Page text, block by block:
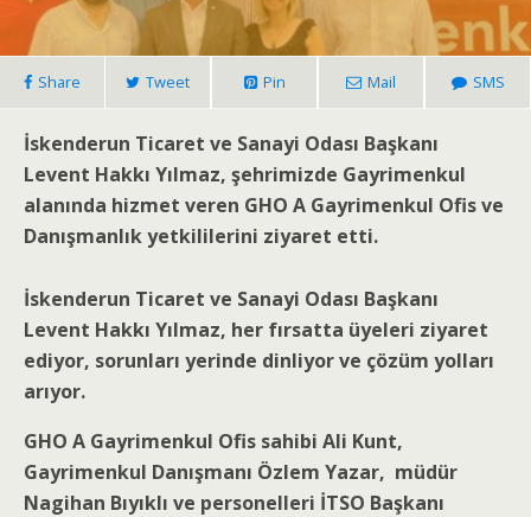
Share Tweet Pin Mail SMS
İskenderun Ticaret ve Sanayi Odası Başkanı
Levent Hakkı Yılmaz, şehrimizde Gayrimenkul
alanında hizmet veren GHO A Gayrimenkul Ofis ve
Danışmanlık yetkililerini ziyaret etti.
İskenderun Ticaret ve Sanayi Odası Başkanı
Levent Hakkı Yılmaz, her fırsatta üyeleri ziyaret
ediyor, sorunları yerinde dinliyor ve çözüm yolları
arıyor.
GHO A Gayrimenkul Ofis sahibi Ali Kunt,
Gayrimenkul Danışmanı Özlem Yazar, müdür
Nagihan Bıyıklı ve personelleri İTSO Başkanı